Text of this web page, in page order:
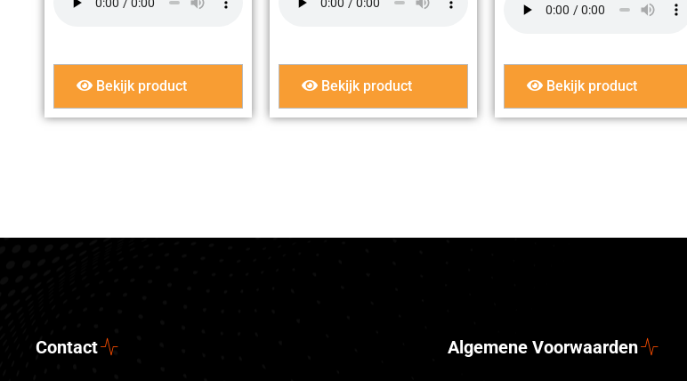
Bekijk product Bekijk product Bekijk product
Contact Algemene Voorwaarden